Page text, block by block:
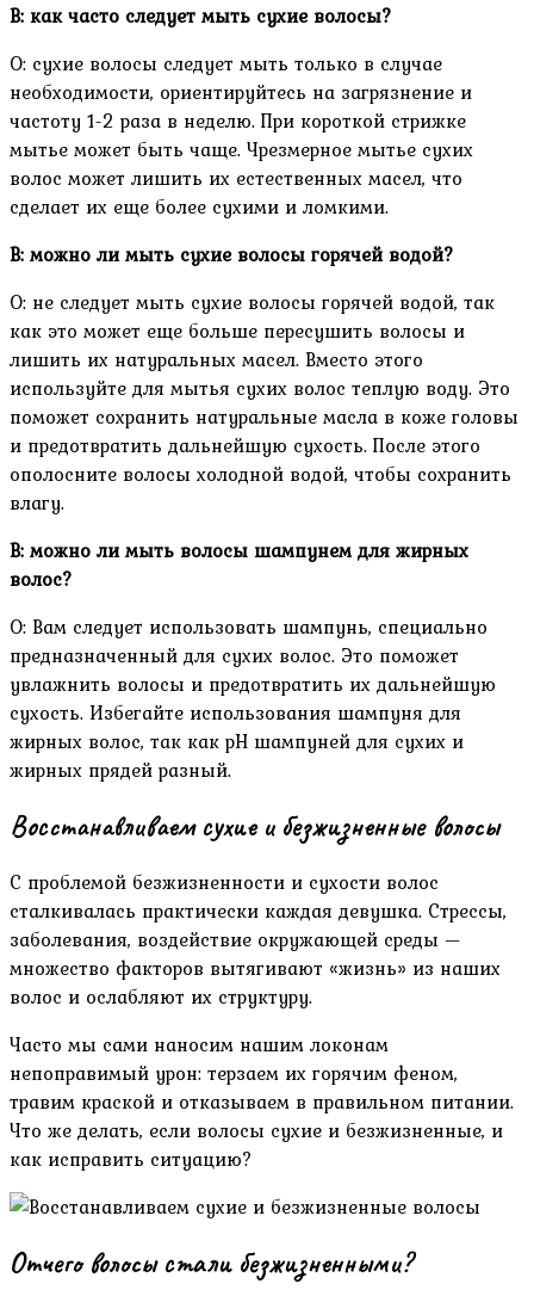
В: как часто следует мыть сухие волосы?
О: сухие волосы следует мыть только в случае
необходимости, ориентируйтесь на загрязнение и
частоту 1-2 раза в неделю. При короткой стрижке
мытье может быть чаще. Чрезмерное мытье сухих
волос может лишить их естественных масел, что
сделает их еще более сухими и ломкими.
В: можно ли мыть сухие волосы горячей водой?
О: не следует мыть сухие волосы горячей водой, так
как это может еще больше пересушить волосы и
лишить их натуральных масел. Вместо этого
используйте для мытья сухих волос теплую воду. Это
поможет сохранить натуральные масла в коже головы
и предотвратить дальнейшую сухость. После этого
ополосните волосы холодной водой, чтобы сохранить
влагу.
В: можно ли мыть волосы шампунем для жирных
волос?
О: Вам следует использовать шампунь, специально
предназначенный для сухих волос. Это поможет
увлажнить волосы и предотвратить их дальнейшую
сухость. Избегайте использования шампуня для
жирных волос, так как pH шампуней для сухих и
жирных прядей разный.
Восстанавливаем сухие и безжизненные волосы
С проблемой безжизненности и сухости волос
сталкивалась практически каждая девушка. Стрессы,
заболевания, воздействие окружающей среды —
множество факторов вытягивают «жизнь» из наших
волос и ослабляют их структуру.
Часто мы сами наносим нашим локонам
непоправимый урон: терзаем их горячим феном,
травим краской и отказываем в правильном питании.
Что же делать, если волосы сухие и безжизненные, и
как исправить ситуацию?
Отчего волосы стали безжизненными?